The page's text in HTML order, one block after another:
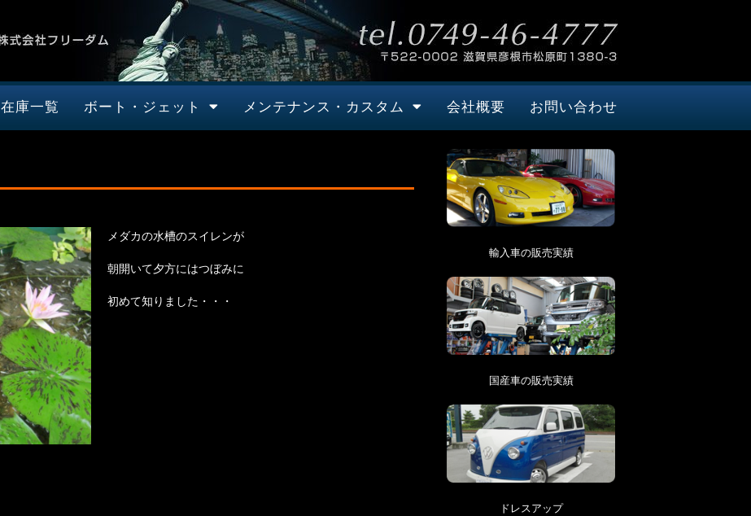
在庫一覧 ボート・ジェット メンテナンス・カスタム 会社概要 お問い合わせ
メダカの水槽のスイレンが
朝開いて夕方にはつぼみに
初めて知りました・・・
輸入車の販売実績
国産車の販売実績
ドレスアップ